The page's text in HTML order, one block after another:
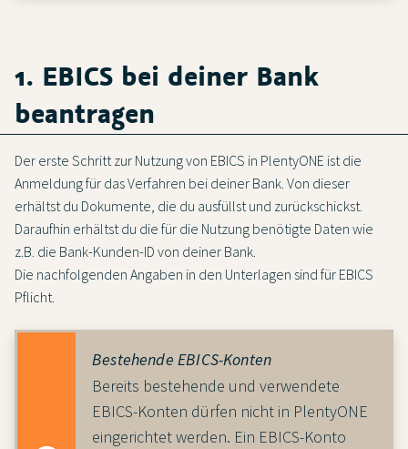
1. EBICS bei deiner Bank
beantragen
Der erste Schritt zur Nutzung von EBICS in PlentyONE ist die
Anmeldung für das Verfahren bei deiner Bank. Von dieser
erhältst du Dokumente, die du ausfüllst und zurückschickst.
Daraufhin erhältst du die für die Nutzung benötigte Daten wie
z.B. die Bank-Kunden-ID von deiner Bank.
Die nachfolgenden Angaben in den Unterlagen sind für EBICS
Pflicht.
Bestehende EBICS-Konten
Bereits bestehende und verwendete
EBICS-Konten dürfen nicht in PlentyONE
eingerichtet werden. Ein EBICS-Konto